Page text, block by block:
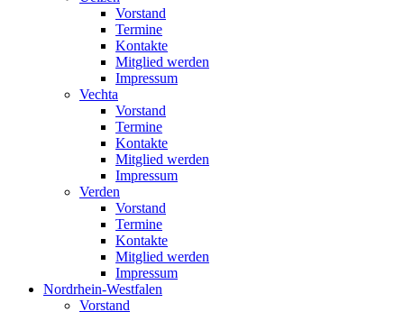
Vorstand
Termine
Kontakte
Mitglied werden
Impressum
Vechta
Vorstand
Termine
Kontakte
Mitglied werden
Impressum
Verden
Vorstand
Termine
Kontakte
Mitglied werden
Impressum
Nordrhein-Westfalen
Vorstand